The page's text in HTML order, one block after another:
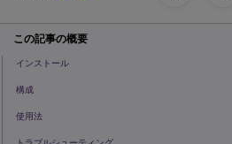
この記事の概要
インストール
構成
使用法